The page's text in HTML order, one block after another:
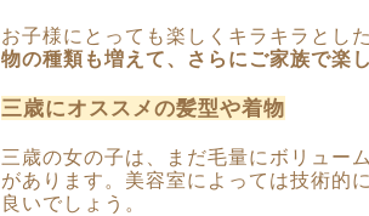
お子様にとっても楽しくキラキラとし
物の種類も増えて、さらにご家族で楽
三歳にオススメの髪型や着物
三歳の女の子は、まだ毛量にボリュー
があります。美容室によっては技術的
良いでしょう。